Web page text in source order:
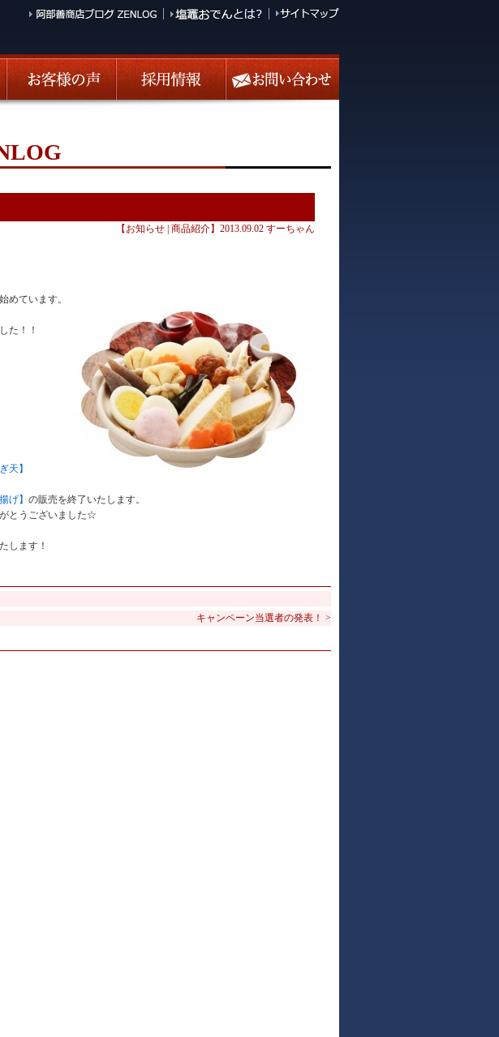
【 お知らせ 商品紹介】2013.09.02 すーちゃん
めています。
た！！
天】
げ】 の販売を終了いたします。
とうございました☆
します！
キャンペーン当選者の発表！ >